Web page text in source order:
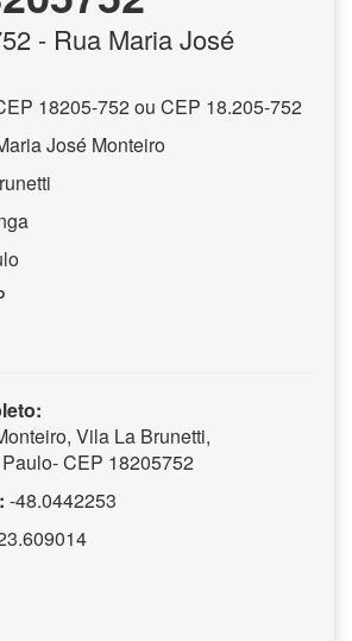
- Rua Maria José
18205-752 ou CEP 18.205-752
José Monteiro
Vila La Brunetti,
CEP 18205752
-48.0442253